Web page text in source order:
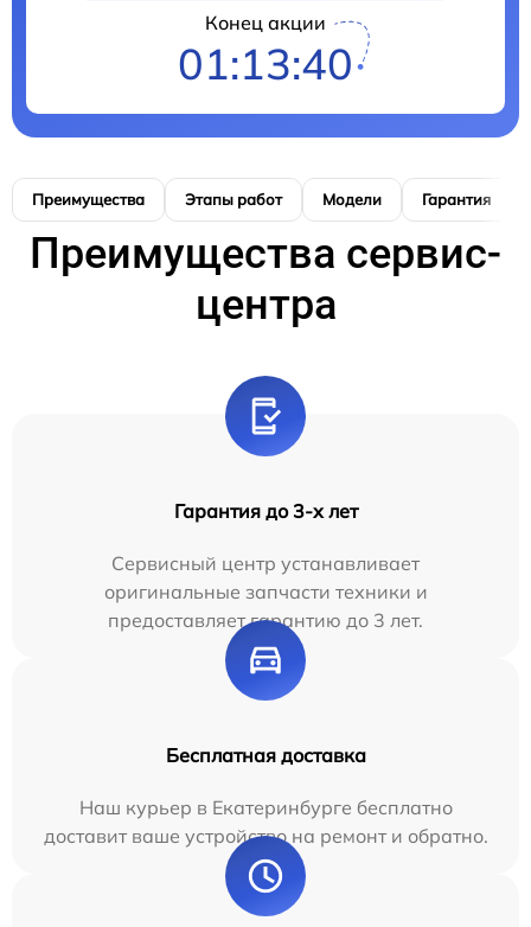
Конец акции
01:13:39
Преимущества Этапы работ Модели Гарантия
Преимущества сервис-
центра
Гарантия до 3-х лет
Сервисный центр устанавливает
оригинальные запчасти техники и
предоставляет гарантию до 3 лет.
Бесплатная доставка
Наш курьер в Екатеринбурге бесплатно
доставит ваше устройство на ремонт и обратно.